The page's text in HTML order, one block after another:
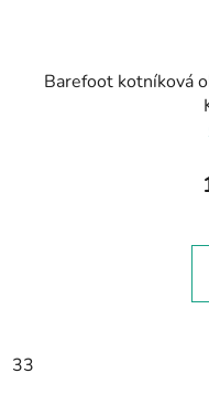
Barefoot kotníková
33